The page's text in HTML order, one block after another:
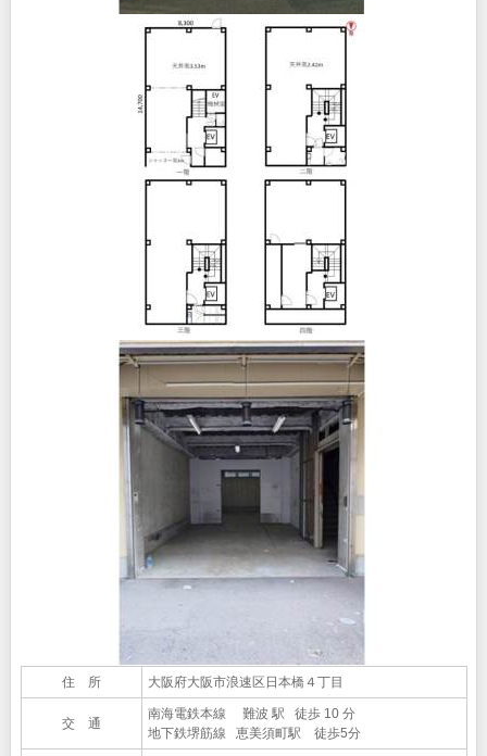
住 所 大阪府大阪市浪速区日本橋４丁目
交 通
南海電鉄本線 難波 駅 徒歩 10 分
地下鉄堺筋線 恵美須町駅 徒歩5分